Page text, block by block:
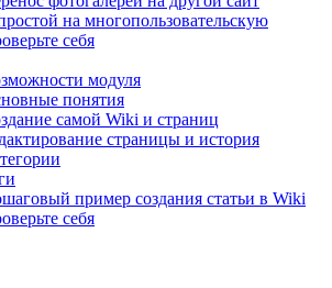
на многопользовательскую
себя
модуля
понятия
самой Wiki и страниц
страницы и история
пример создания статьи в Wiki
себя